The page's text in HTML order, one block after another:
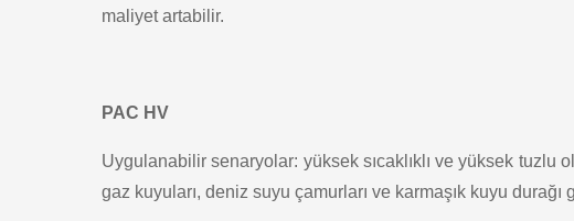
maliyet artabilir.
PAC HV
Uygulanabilir senaryolar: yüksek sıcaklıklı ve yüksek tuzlu
gaz kuyuları, deniz suyu çamurları ve karmaşık kuyu durağı